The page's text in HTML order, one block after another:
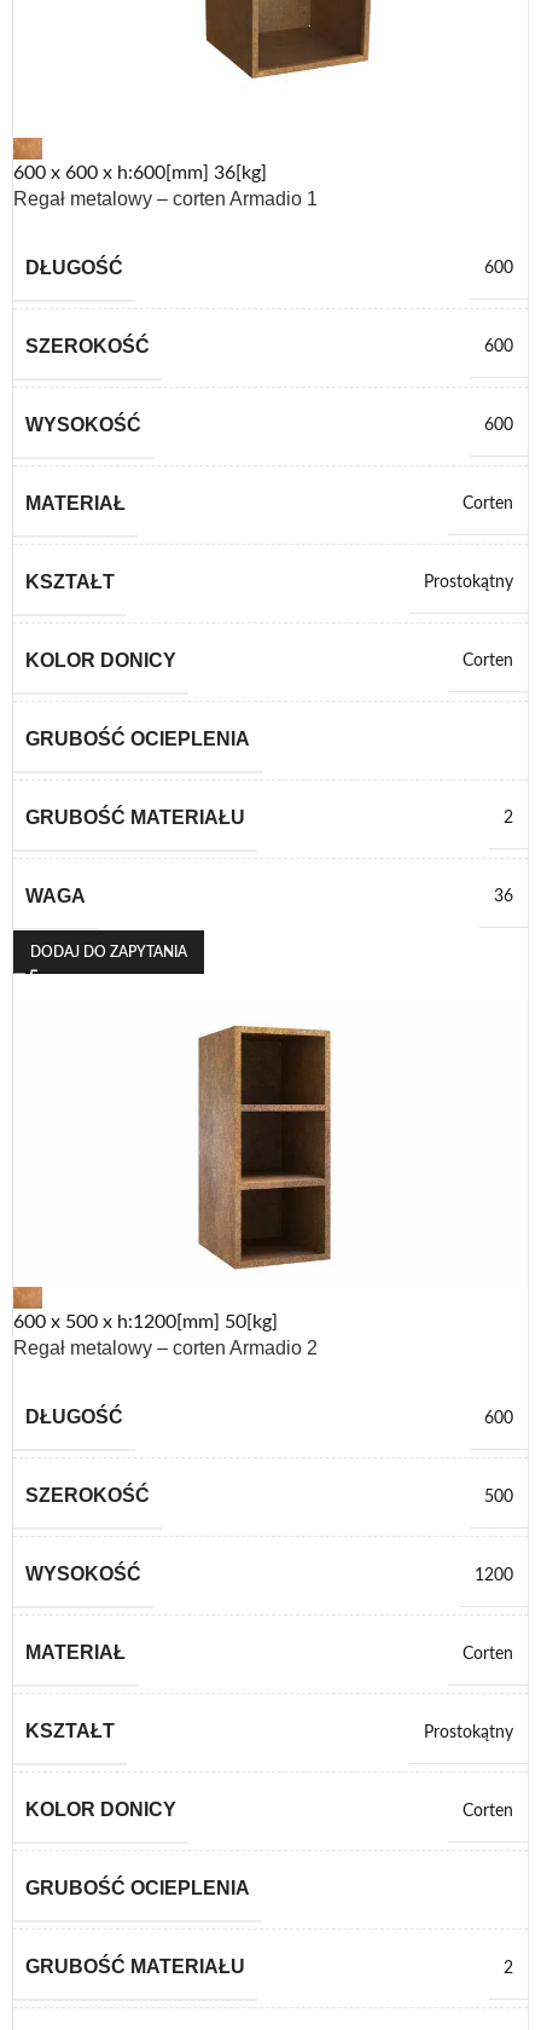
600 x 600 x h:600[mm] 36[kg]
Regał metalowy – corten Armadio 1
DŁUGOŚĆ 600
SZEROKOŚĆ 600
WYSOKOŚĆ 600
MATERIAŁ Corten
KSZTAŁT Prostokątny
KOLOR DONICY Corten
GRUBOŚĆ OCIEPLENIA
GRUBOŚĆ MATERIAŁU 2
WAGA 36
DODAJ DO ZAPYTANIA
600 x 500 x h:1200[mm] 50[kg]
Regał metalowy – corten Armadio 2
DŁUGOŚĆ 600
SZEROKOŚĆ 500
WYSOKOŚĆ 1200
MATERIAŁ Corten
KSZTAŁT Prostokątny
KOLOR DONICY Corten
GRUBOŚĆ OCIEPLENIA
GRUBOŚĆ MATERIAŁU 2